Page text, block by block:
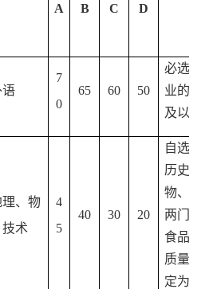
A B C D
语
7
0
65 60 50
必选科
业的考
及以上
、物
技术
4
5
40 30 20
自选科
历史、
物、技
两门，
食品质
质量检
定为化